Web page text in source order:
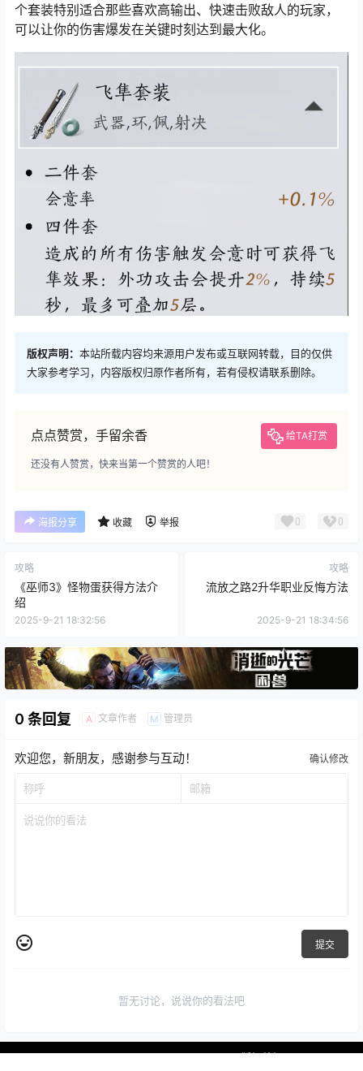
个套装特别适合那些喜欢高输出、快速击败敌人的玩家，
可以让你的伤害爆发在关键时刻达到最大化。
版权声明： 本站所载内容均来源用户发布或互联网转载，目的仅供
大家参考学习，内容版权归原作者所有，若有侵权请联系删除。
点点赞赏，手留余香 给TA打赏
还没有人赞赏，快来当第一个赞赏的人吧！
海报分享 收藏 举报 0 0
攻略
《巫师3》怪物蛋获得方法介
绍
2025-9-21 18:32:56
攻略
流放之路2升华职业反悔方法
2025-9-21 18:34:56
0 条回复 A 文章作者 M 管理员
欢迎您，新朋友，感谢参与互动！ 确认修改
提交
暂无讨论，说说你的看法吧